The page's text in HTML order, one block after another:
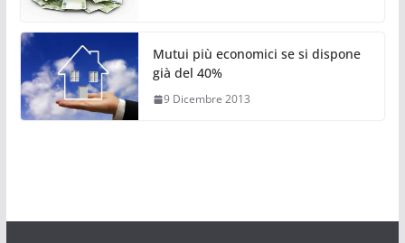
Mutui più economici se si dispone
già del 40%
9 Dicembre 2013